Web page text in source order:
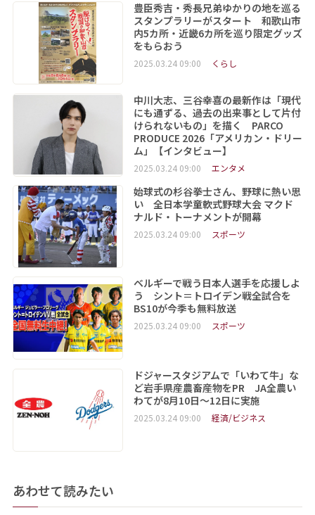
豊臣秀吉・秀長兄弟ゆかりの地を巡る
スタンプラリーがスタート 和歌山市
内5カ所・近畿6カ所を巡り限定グッズ
をもらおう
2025.03.24 09:00 くらし
中川大志、三谷幸喜の最新作は「現代
にも通ずる、過去の出来事として片付
けられないもの」を描く PARCO
PRODUCE 2026「アメリカン・ドリー
ム」【インタビュー】
2025.03.24 09:00 エンタメ
始球式の杉谷拳士さん、野球に熱い思
い 全日本学童軟式野球大会 マクド
ナルド・トーナメントが開幕
2025.03.24 09:00 スポーツ
ベルギーで戦う日本人選手を応援しよ
う シント＝トロイデン戦全試合を
BS10が今季も無料放送
2025.03.24 09:00 スポーツ
ドジャースタジアムで「いわて牛」な
ど岩手県産農畜産物をPR JA全農い
わてが8月10日～12日に実施
2025.03.24 09:00 経済/ビジネス
あわせて読みたい